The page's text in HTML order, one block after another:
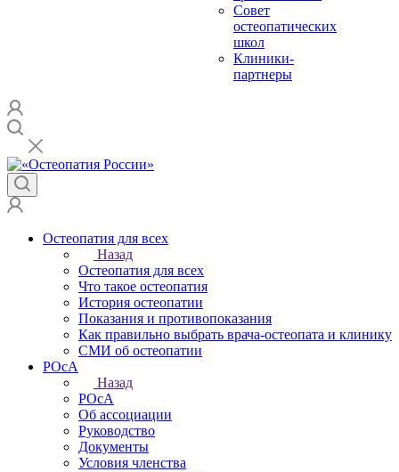
Совет
остеопатических
школ
Клиники-
партнеры
Остеопатия для всех
Назад
Остеопатия для всех
Что такое остеопатия
История остеопатии
Показания и противопоказания
Как правильно выбрать врача-остеопата и клинику
СМИ об остеопатии
РОсА
Назад
РОсА
Об ассоциации
Руководство
Документы
Условия членства